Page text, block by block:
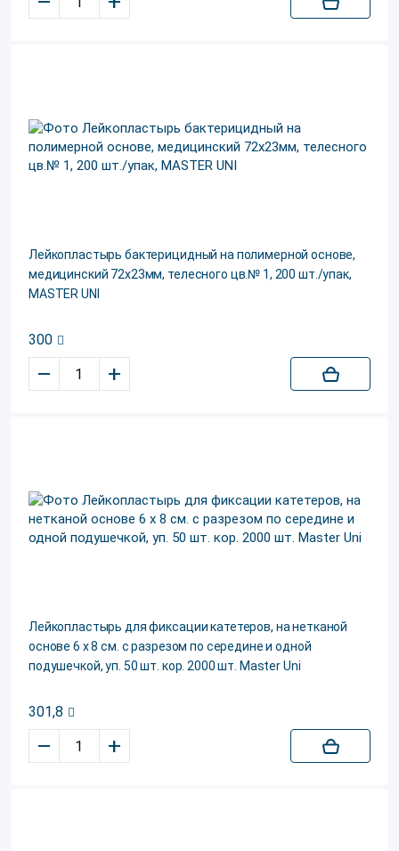
Лейкопластырь бактерицидный на полимерной основе,
медицинский 72х23мм, телесного цв.№ 1, 200 шт./упак,
MASTER UNI
300
– +
Лейкопластырь для фиксации катетеров, на нетканой
основе 6 х 8 см. с разрезом по середине и одной
подушечкой, уп. 50 шт. кор. 2000 шт. Master Uni
301,8
– +